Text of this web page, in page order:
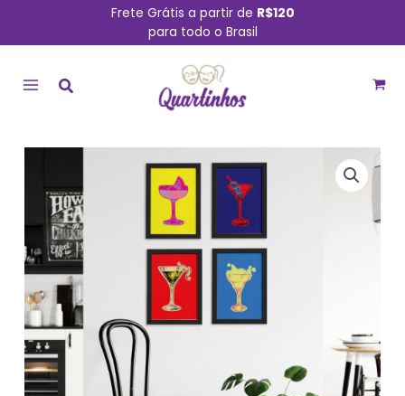
conteúdo
Frete Grátis a partir de R$120
para todo o Brasil
MENU
Drinks
Moldura
Preta
22x32cm
Kit
4un
quantidade